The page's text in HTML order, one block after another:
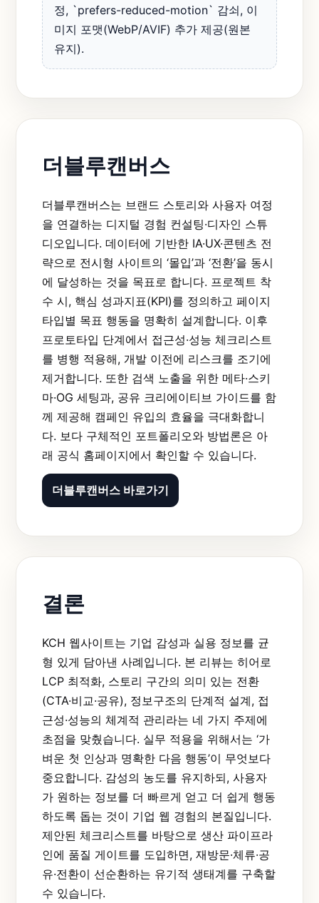
정, `prefers-reduced-motion` 감쇠, 이
미지 포맷(WebP/AVIF) 추가 제공(원본
유지).
더블루캔버스
더블루캔버스는 브랜드 스토리와 사용자 여정
을 연결하는 디지털 경험 컨설팅·디자인 스튜
디오입니다. 데이터에 기반한 IA·UX·콘텐츠 전
략으로 전시형 사이트의 ‘몰입’과 ‘전환’을 동시
에 달성하는 것을 목표로 합니다. 프로젝트 착
수 시, 핵심 성과지표(KPI)를 정의하고 페이지
타입별 목표 행동을 명확히 설계합니다. 이후
프로토타입 단계에서 접근성·성능 체크리스트
를 병행 적용해, 개발 이전에 리스크를 조기에
제거합니다. 또한 검색 노출을 위한 메타·스키
마·OG 세팅과, 공유 크리에이티브 가이드를 함
께 제공해 캠페인 유입의 효율을 극대화합니
다. 보다 구체적인 포트폴리오와 방법론은 아
래 공식 홈페이지에서 확인할 수 있습니다.
더블루캔버스 바로가기
결론
KCH 웹사이트는 기업 감성과 실용 정보를 균
형 있게 담아낸 사례입니다. 본 리뷰는 히어로
LCP 최적화, 스토리 구간의 의미 있는 전환
(CTA·비교·공유), 정보구조의 단계적 설계, 접
근성·성능의 체계적 관리라는 네 가지 주제에
초점을 맞췄습니다. 실무 적용을 위해서는 ‘가
벼운 첫 인상과 명확한 다음 행동’이 무엇보다
중요합니다. 감성의 농도를 유지하되, 사용자
가 원하는 정보를 더 빠르게 얻고 더 쉽게 행동
하도록 돕는 것이 기업 웹 경험의 본질입니다.
제안된 체크리스트를 바탕으로 생산 파이프라
인에 품질 게이트를 도입하면, 재방문·체류·공
유·전환이 선순환하는 유기적 생태계를 구축할
수 있습니다.